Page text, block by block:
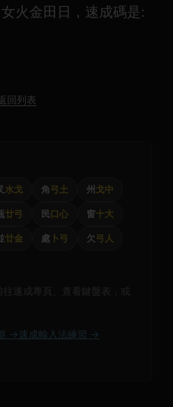
火金田日，速成碼是:
回列表
水戈 角弓土 州 戈中
廿弓 民口心 窗十大
廿金 處 卜弓 欠弓人
往速成專頁、查看鍵盤表，或
→ 速成輸入法練習 →